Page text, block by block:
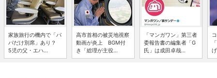
家族旅行の機内で「パ
パだけ別席」あり？
5児の父・エハ...
高市首相の被災地視察
動画が炎上 BGM付
き「総理が主役...
「マンガワン」第三者
委報告書の編集者「G
氏」は成田卓哉...